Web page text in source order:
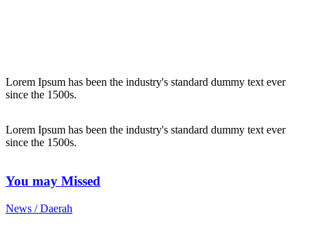
Lorem Ipsum has been the industry's standard dummy text ever
since the 1500s.
Lorem Ipsum has been the industry's standard dummy text ever
since the 1500s.
You may Missed
News / Daerah